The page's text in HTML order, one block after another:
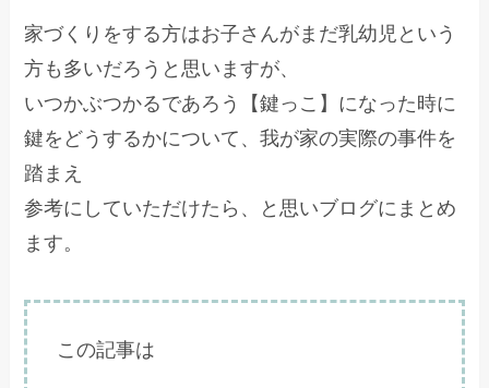
家づくりをする方はお子さんがまだ乳幼児という
方も多いだろうと思いますが、
いつかぶつかるであろう【鍵っこ】になった時に
鍵をどうするかについて、我が家の実際の事件を
踏まえ
参考にしていただけたら、と思いブログにまとめ
ます。
この記事は